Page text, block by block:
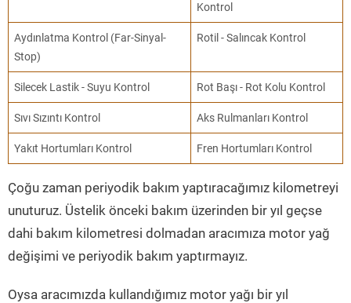
Kontrol
Aydınlatma Kontrol (Far-Sinyal-
Stop)
Rotil - Salıncak Kontrol
Silecek Lastik - Suyu Kontrol Rot Başı - Rot Kolu Kontrol
Sıvı Sızıntı Kontrol Aks Rulmanları Kontrol
Yakıt Hortumları Kontrol Fren Hortumları Kontrol
Çoğu zaman periyodik bakım yaptıracağımız kilometreyi
unuturuz. Üstelik önceki bakım üzerinden bir yıl geçse
dahi bakım kilometresi dolmadan aracımıza motor yağ
değişimi ve periyodik bakım yaptırmayız.
Oysa aracımızda kullandığımız motor yağı bir yıl